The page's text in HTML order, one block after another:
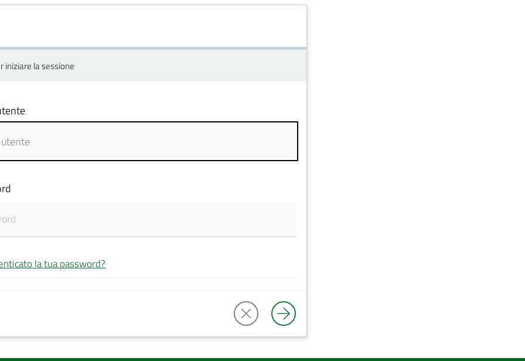
iniziare la sessione
la tua password?